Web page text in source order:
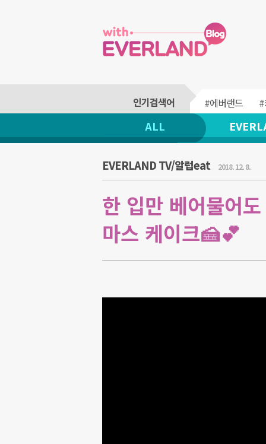
#에버랜드
ALL
EVERLAND TV/알럽eat 2018. 12. 8.
한 입만 베어물어
마스 케이크🍰💕